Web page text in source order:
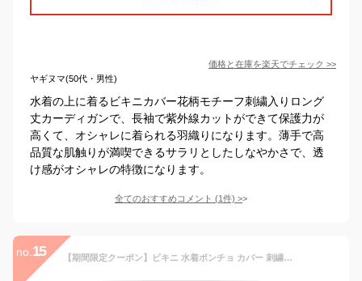
価格と在庫を楽天でチェック >>
ヤギヌマ(50代・男性)
水着の上に着るビキニカバー花柄モチーフ刺繍入りロング
丈カーディガンで、長袖で紫外線カットができて保護力が
高くて、オシャレに着られる羽織りになります。薄手で高
品質な肌触りが満喫できるサラリとしたしなやかさで、透
け感がオシャレの特徴になります。
全てのおすすめコメント (1件) >
no. 15 【期間限定クーポン】ビキニ 水着ポンチョ カバー 刺繍カーディガン 水着の上に着るビーチガウン レディース 七分袖 リゾート 海/ビーチ カジュアル 海外旅行 海外セレブ トップスレース コーデ 夏 UVカット 日焼け対策 薄手 透け感 冷房対策 オシャレ アウター 羽織り